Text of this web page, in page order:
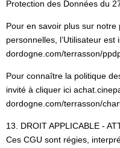
Protection des Données du
Pour en savoir plus sur
personnelles, l’Utilisateur
dordogne.com/terrasson/
Pour connaître la politique
invité à cliquer ici
dordogne.com/terrasson/
13. DROIT APPLICABLE -
Ces CGU sont régies,